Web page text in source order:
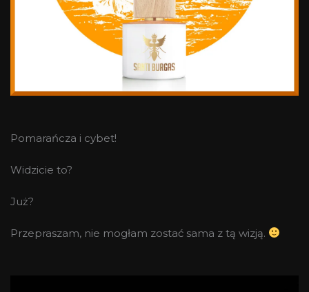
Pomarańcza i cybet!
Widzicie to?
Już?
Przepraszam, nie mogłam zostać sama z tą wizją.